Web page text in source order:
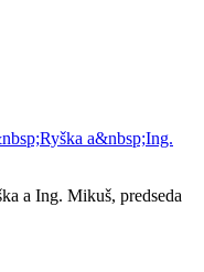
a Ing. Mikuš, predseda